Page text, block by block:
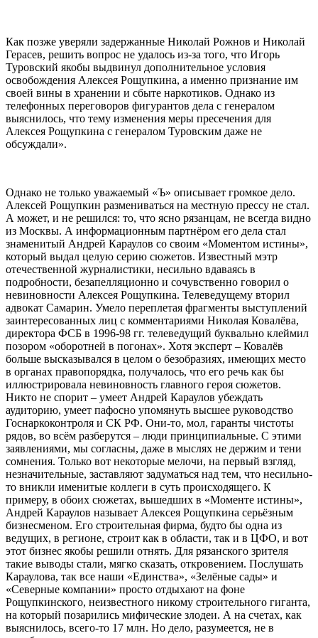
Как позже уверяли задержанные Николай Рожнов и Николай
Герасев, решить вопрос не удалось из-за того, что Игорь
Туровский якобы выдвинул дополнительное условия
освобождения Алексея Рощупкина, а именно признание им
своей вины в хранении и сбыте наркотиков. Однако из
телефонных переговоров фигурантов дела с генералом
выяснилось, что тему изменения меры пресечения для
Алексея Рощупкина с генералом Туровским даже не
обсуждали».
Однако не только уважаемый «Ъ» описывает громкое дело.
Алексей Рощупкин размениваться на местную прессу не стал.
А может, и не решился: то, что ясно рязанцам, не всегда видно
из Москвы. А информационным партнёром его дела стал
знаменитый Андрей Караулов со своим «Моментом истины»,
который выдал целую серию сюжетов. Известный мэтр
отечественной журналистики, несильно вдаваясь в
подробности, безапелляционно и сочувственно говорил о
невиновности Алексея Рощупкина. Телеведущему вторил
адвокат Самарин. Умело переплетая фрагменты выступлений
заинтересованных лиц с комментариями Николая Ковалёва,
директора ФСБ в 1996-98 гг. телеведущий буквально клеймил
позором «оборотней в погонах». Хотя эксперт – Ковалёв
больше высказывался в целом о безобразиях, имеющих место
в органах правопорядка, получалось, что его речь как бы
иллюстрировала невиновность главного героя сюжетов.
Никто не спорит – умеет Андрей Караулов убеждать
аудиторию, умеет пафосно упомянуть высшее руководство
Госнаркоконтроля и СК РФ. Они-то, мол, гаранты чистоты
рядов, во всём разберутся – люди принципиальные. С этими
заявлениями, мы согласны, даже в мыслях не держим и тени
сомнения. Только вот некоторые мелочи, на первый взгляд,
незначительные, заставляют задуматься над тем, что несильно-
то вникли именитые коллеги в суть происходящего. К
примеру, в обоих сюжетах, вышедших в «Моменте истины»,
Андрей Караулов называет Алексея Рощупкина серьёзным
бизнесменом. Его строительная фирма, будто бы одна из
ведущих, в регионе, строит как в области, так и в ЦФО, и вот
этот бизнес якобы решили отнять. Для рязанского зрителя
такие выводы стали, мягко сказать, откровением. Послушать
Караулова, так все наши «Единства», «Зелёные сады» и
«Северные компании» просто отдыхают на фоне
Рощупкинского, неизвестного никому строительного гиганта,
на который позарились мифические злодеи. А на счетах, как
выяснилось, всего-то 17 млн. Но дело, разумеется, не в